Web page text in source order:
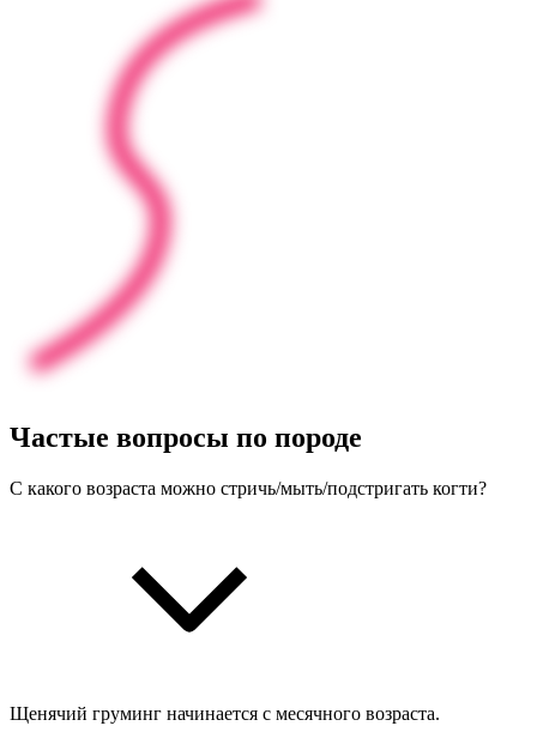
Частые вопросы по породе
С какого возраста можно стричь/мыть/подстригать когти?
Щенячий груминг начинается с месячного возраста.